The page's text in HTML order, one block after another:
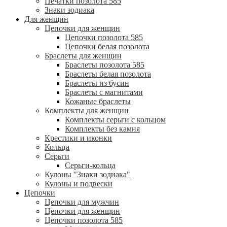
Знаки зодиака
Для женщин
Цепочки для женщин
Цепочки позолота 585
Цепочки белая позолота
Браслеты для женщин
Браслеты позолота 585
Браслеты белая позолота
Браслеты из бусин
Браслеты с магнитами
Кожаные браслеты
Комплекты для женщин
Комплекты серьги с кольцом
Комплекты без камня
Крестики и иконки
Кольца
Серьги
Серьги-кольца
Кулоны "Знаки зодиака"
Кулоны и подвески
Цепочки
Цепочки для мужчин
Цепочки для женщин
Цепочки позолота 585